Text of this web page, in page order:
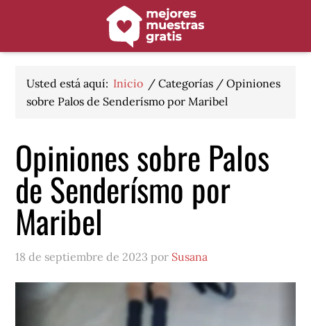
navegación
principal
de
Usted está aquí: Inicio / Categorías / Opiniones
sobre Palos de Senderísmo por Maribel
Opiniones sobre Palos
de Senderísmo por
Maribel
18 de septiembre de 2023 por Susana